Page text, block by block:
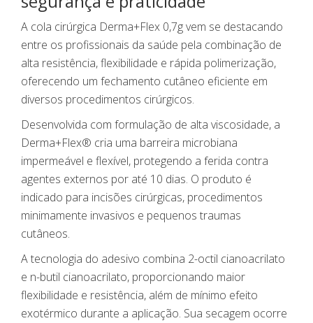
A cola cirúrgica Derma+Flex 0,7gvem se destacando
entre os profissionais da saúde pela combinação de
alta resistência, flexibilidade e rápida polimerização,
oferecendo um fechamento cutâneo eficiente em
diversos procedimentos cirúrgicos.
Desenvolvida com formulação de alta viscosidade, a
Derma+Flex® cria uma barreira microbiana
impermeável e flexível, protegendo a ferida contra
agentes externos por até 10 dias. O produto é
indicado para incisões cirúrgicas, procedimentos
minimamente invasivos e pequenos traumas
cutâneos.
A tecnologia do adesivo combina 2-octil cianoacrilato
e n-butil cianoacrilato, proporcionando maior
flexibilidade e resistência, além de mínimo efeito
exotérmico durante a aplicação. Sua secagem ocorre